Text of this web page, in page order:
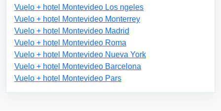
Vuelo + hotel Montevideo Los ngeles
Vuelo + hotel Montevideo Monterrey
Vuelo + hotel Montevideo Madrid
Vuelo + hotel Montevideo Roma
Vuelo + hotel Montevideo Nueva York
Vuelo + hotel Montevideo Barcelona
Vuelo + hotel Montevideo Pars